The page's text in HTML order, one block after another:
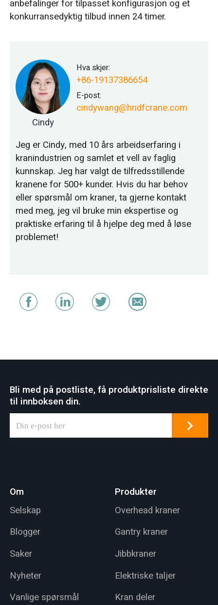
anbefalinger for tilpasset konfigurasjon og et
konkurransedyktig tilbud innen 24 timer.
Cindy
Hva skjer:
+86-19137386654
E-post:
cindywang@hndfcrane.com
Jeg er Cindy, med 10 års arbeidserfaring i
kranindustrien og samlet et vell av faglig
kunnskap. Jeg har valgt de tilfredsstillende
kranene for 500+ kunder. Hvis du har behov
eller spørsmål om kraner, ta gjerne kontakt
med meg, jeg vil bruke min ekspertise og
praktiske erfaring til å hjelpe deg med å løse
problemet!
Bli med på postliste, få produktprisliste direkte
til innboksen din.
Om
Selskap
Blogger
Saker
Nyheter
Vanlige spørsmål
Produkter
Overhead kraner
Gantry kraner
Jibbkraner
Elektriske taljer
Kran deler